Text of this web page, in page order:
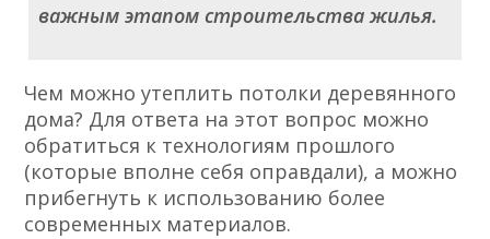
важным этапом строительства жилья.
Чем можно утеплить потолки деревянного
дома? Для ответа на этот вопрос можно
обратиться к технологиям прошлого
(которые вполне себя оправдали), а можно
прибегнуть к использованию более
современных материалов.